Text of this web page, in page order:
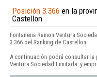
Posición 3.366 en la
Castellon
Fontaneria Ramon Ventura
3.366 del Ranking de Castellon.
A continuación podrá consultar la
Ventura Sociedad Limitada. y